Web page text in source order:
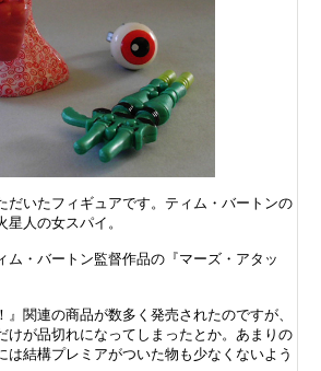
だいたフィギュアです。ティム・バートンの
人の女スパイ。
ム・バートン監督作品の『マーズ・アタッ
関連の商品が数多く発売されたのですが、
けが品切れになってしまったとか。あまりの
は結構プレミアがついた物も少なくないよう